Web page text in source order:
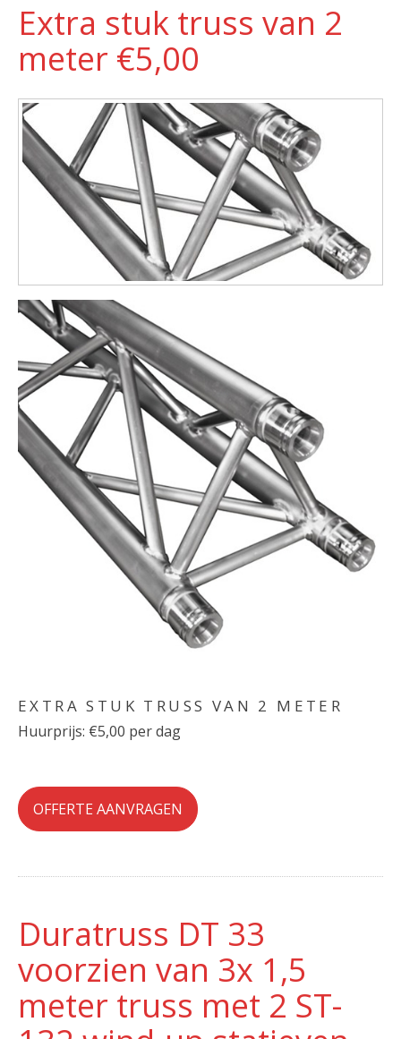
Extra stuk truss van 2
meter €5,00
EXTRA STUK TRUSS VAN 2 METER
Huurprijs: €5,00 per dag
OFFERTE AANVRAGEN
Duratruss DT 33
voorzien van 3x 1,5
meter truss met 2 ST-